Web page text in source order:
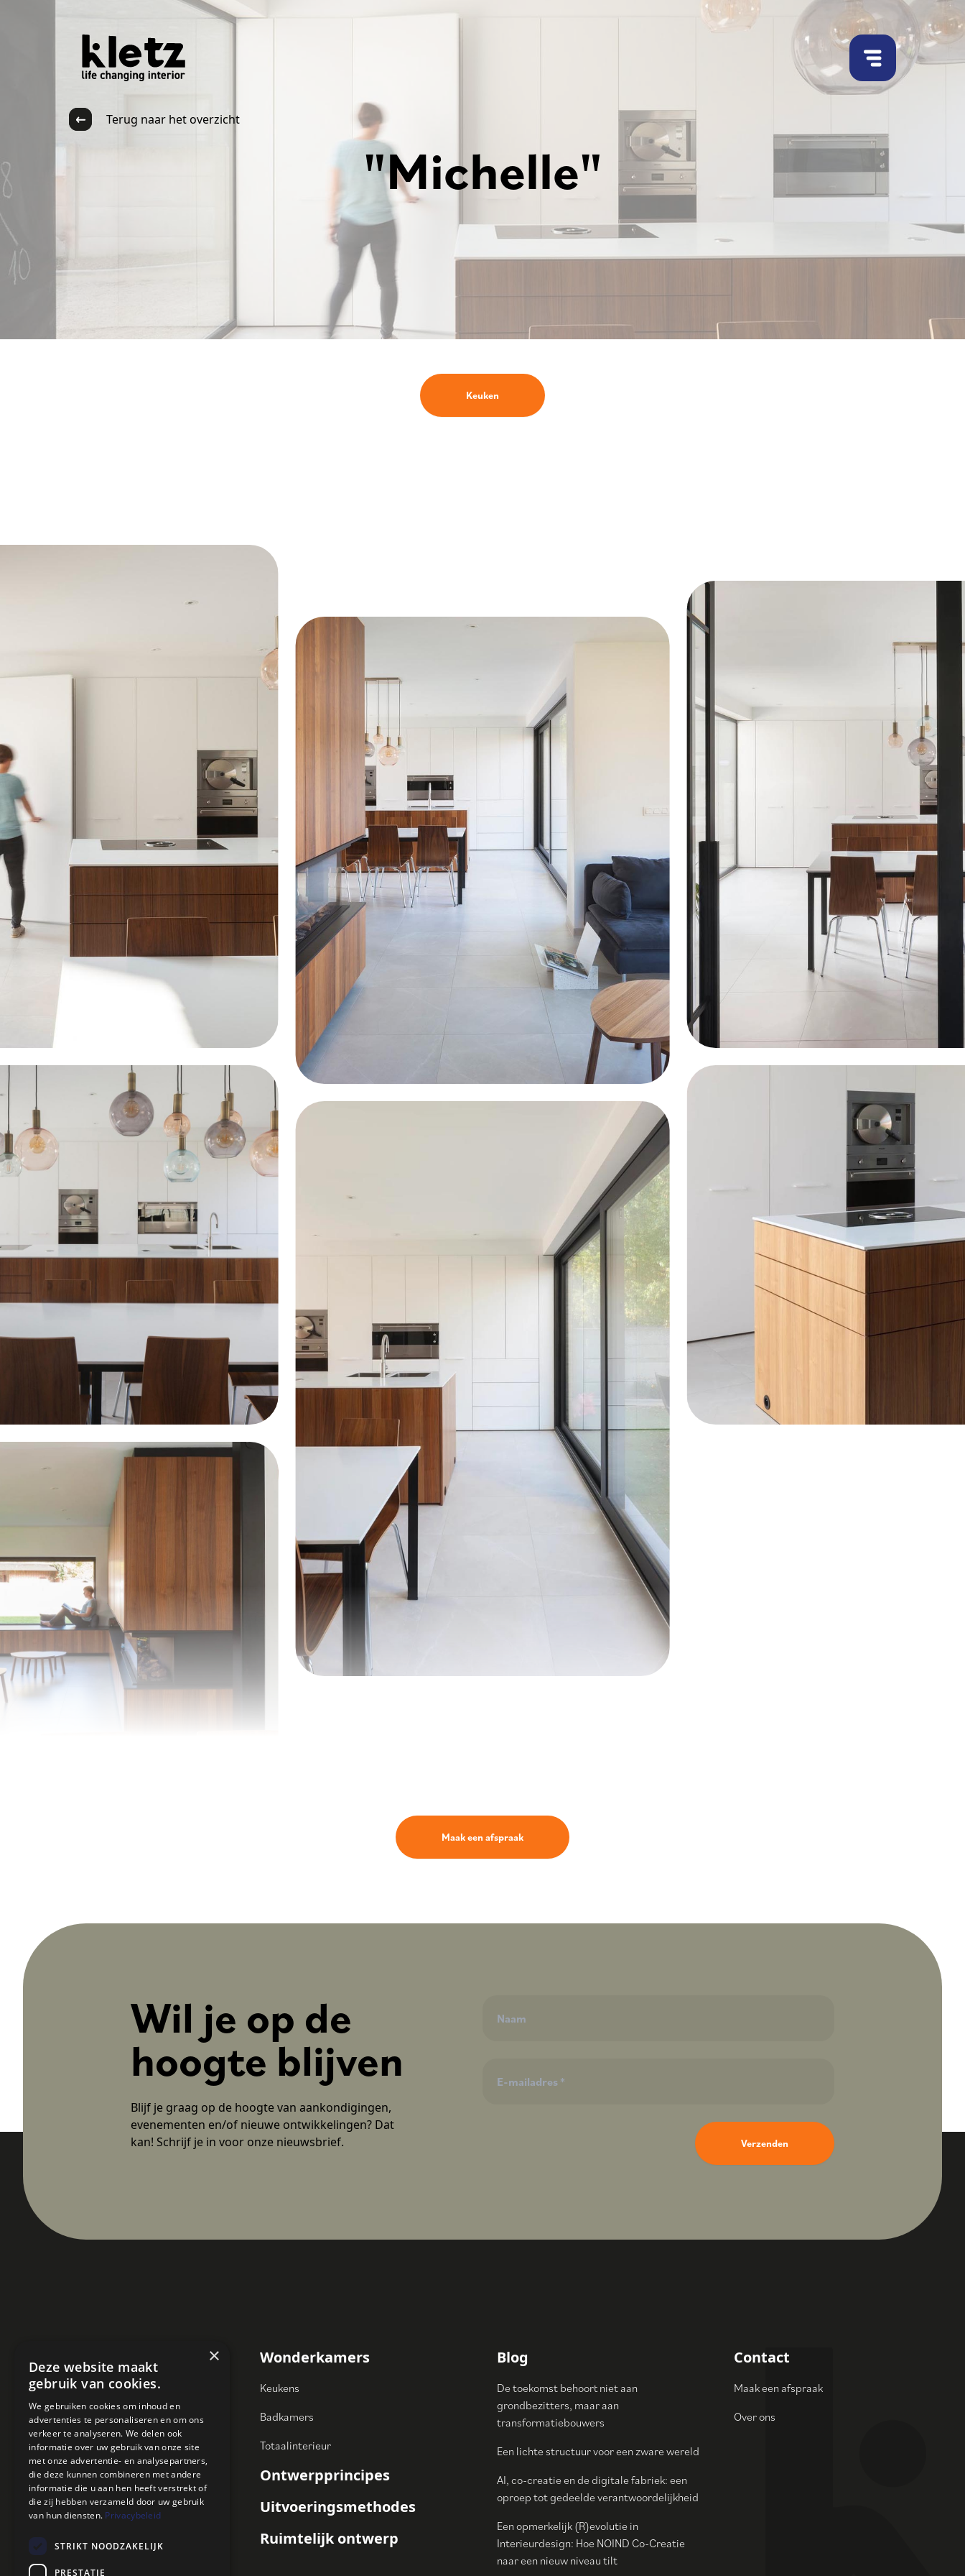
Terug naar het overzicht
"Michelle"
Keuken
Maak een afspraak
Wil je op de
hoogte blijven
Blijf je graag op de hoogte van aankondigingen,
evenementen en/of nieuwe ontwikkelingen? Dat
kan! Schrijf je in voor onze nieuwsbrief.
Verzenden
Lokerenbaan 112
9240 Zele
052 44 61 60
info@kletz.be
Wonderkamers
Keukens
Badkamers
Totaalinterieur
Ontwerpprincipes
Uitvoeringsmethodes
Ruimtelijk ontwerp
Blog
De toekomst behoort niet aan
grondbezitters, maar aan
transformatiebouwers
Een lichte structuur voor een zware wereld
AI, co-creatie en de digitale fabriek: een
oproep tot gedeelde verantwoordelijkheid
Een opmerkelijk (R)evolutie in
Interieurdesign: Hoe NOIND Co-Creatie
naar een nieuw niveau tilt
Contact
Maak een afspraak
Over ons
×
Deze website maakt
gebruik van cookies.
We gebruiken cookies om inhoud en
advertenties te personaliseren en om ons
verkeer te analyseren. We delen ook
informatie over uw gebruik van onze site
met onze advertentie- en analysepartners,
die deze kunnen combineren met andere
informatie die u aan hen heeft verstrekt of
die zij hebben verzameld door uw gebruik
van hun diensten. Privacybeleid
STRIKT NOODZAKELIJK
PRESTATIE